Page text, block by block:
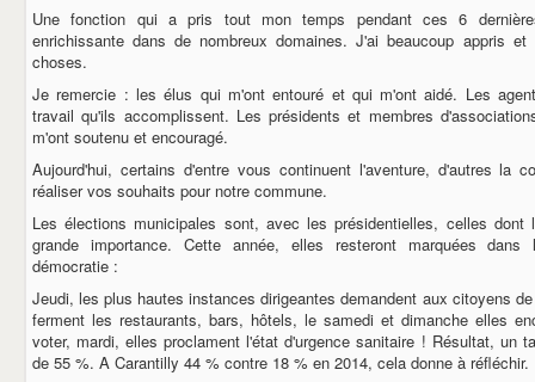
Une fonction qui a pris tout mon temps pendant ces 6
enrichissante dans de nombreux domaines. J'ai beaucoup appris
choses.
Je remercie : les élus qui m'ont entouré et qui m'ont aidé. Les
travail qu'ils accomplissent. Les présidents et membres
m'ont soutenu et encouragé.
Aujourd'hui, certains d'entre vous continuent l'aventure, d'autres la
réaliser vos souhaits pour notre commune.
Les élections municipales sont, avec les présidentielles, celles
grande importance. Cette année, elles resteront marquées
démocratie :
Jeudi, les plus hautes instances dirigeantes demandent aux citoyens
ferment les restaurants, bars, hôtels, le samedi et dimanche elles
voter, mardi, elles proclament l'état d'urgence sanitaire ! Résultat, un
de 55 %. A Carantilly 44 % contre 18 % en 2014, cela donne à réfléchir.